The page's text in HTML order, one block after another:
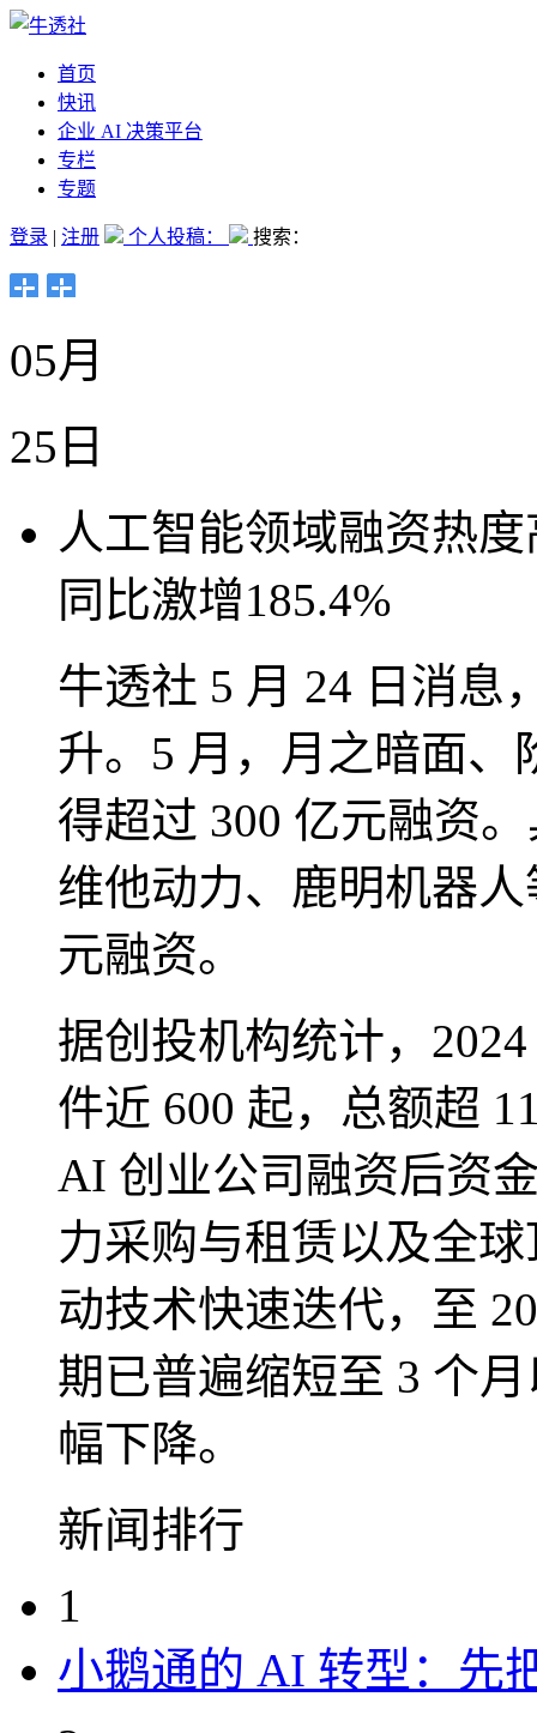
首页
快讯
企业 AI 决策平台
专栏
专题
登录 | 注册 个人投稿： 搜索：
05月
25日
人工智能领域融资热
同比激增185.4%
牛透社 5 月 24 日消息
升。5 月，月之暗面
得超过 300 亿元融资
维他动力、鹿明机器
元融资。
据创投机构统计，
件近 600 起，总额超
AI 创业公司融资后资
力采购与租赁以及全
动技术快速迭代，至
期已普遍缩短至 3 个
幅下降。
新闻排行
1
小鹅通的 AI 转型：先